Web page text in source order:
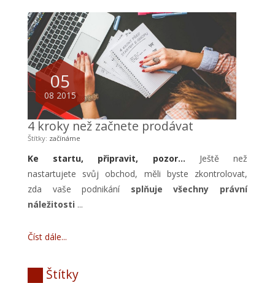
05
08 2015
4 kroky než začnete prodávat
Štítky: začínáme
Ke startu, připravit, pozor... Ještě než
nastartujete svůj obchod, měli byste zkontrolovat,
zda vaše podnikání splňuje všechny právní
náležitosti ...
Číst dále
Štítky